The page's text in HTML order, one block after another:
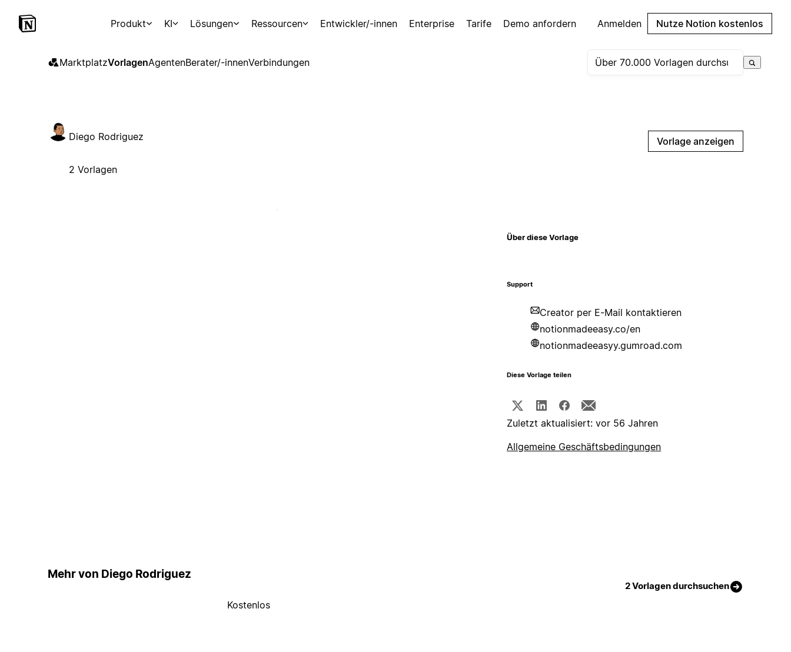
Produkt KI Lösungen Ressourcen Entwickler/-innen Enterprise Tarife Demo anfordern Anmelden Nutze Notion kostenlos
MarktplatzVorlagenAgentenBerater/-innenVerbindungen
Diego Rodriguez
2 Vorlagen
Vorlage anzeigen
Über diese Vorlage
Support
Creator per E-Mail kontaktieren
notionmadeeasy.co/en
notionmadeeasyy.gumroad.com
Diese Vorlage teilen
Zuletzt aktualisiert: vor 56 Jahren
Allgemeine Geschäftsbedingungen
Mehr von Diego Rodriguez
2 Vorlagen durchsuchen
Kostenlos